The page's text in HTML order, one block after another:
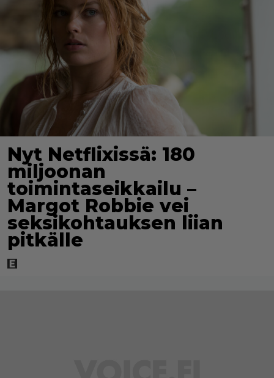
Nyt Netflixissä: 180
miljoonan
toimintaseikkailu –
Margot Robbie vei
seksikohtauksen liian
pitkälle